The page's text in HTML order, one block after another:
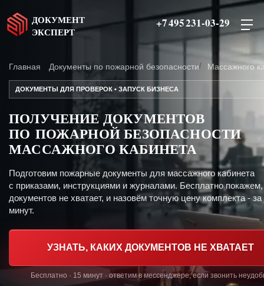
ДОКУМЕНТ
ЭКСПЕРТ
+7 495 231-03-29
Главная Документы по пожарной безопасности Массажного
ДОКУМЕНТЫ ДЛЯ ПРОВЕРОК • ЗАПУСК БИЗНЕСА
ПОЛУЧЕНИЕ ДОКУМЕНТОВ
ПО ПОЖАРНОЙ БЕЗОПАСНОСТИ
МАССАЖНОГО КАБИНЕТА
Подготовим пожарные документы для массажного кабинета
с приказами, инструкциями и журналами. Бесплатно покажем,
документов не хватает, и назовём точную цену комплекта - за
минут.
УЗНАТЬ, КАКИХ ДОКУМЕНТОВ НЕ ХВАТАЕТ
Бесплатно · 15 минут · ответим в мессенджере, если звонить